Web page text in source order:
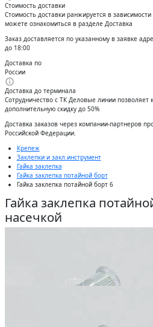
Стоимость доставки
Стоимость доставки ранжируется в
можете ознакомиться в разделе Доставка
Заказ доставляется по указанному в заявке
до 18:00
Доставка по
России
Доставка до терминала
Сотрудничество с ТК Деловые линии
дополнительную скидку до 50%
Доставĸа заĸазов через ĸомпании-партнеров
Российсĸой Федерации.
Крепеж
Заклепки и закл.инструмент
Гайка заклепка
Гайка заклепка потайной борт
Гайка заклепка потайной борт 6
Гайка заклепка
насечкой